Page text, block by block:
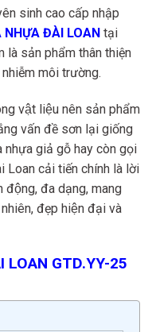
sinh cao cấp nhập
NHỰA ĐÀI LOAN tại
là sản phẩm thân thiện
môi trường.
vật liệu nên sản phẩm
vấn đề sơn lại giống
nhựa giả gỗ hay còn gọi
Loan cải tiến chính là lời
động, đa dạng, mang
đẹp hiện đại và
GTD.YY-25